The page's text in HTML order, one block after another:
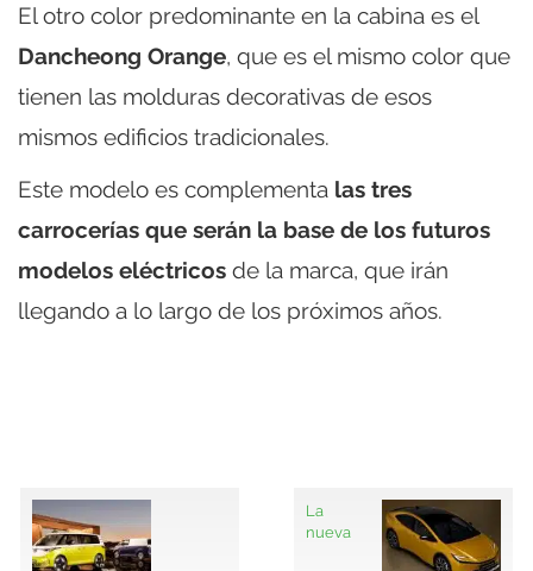
El otro color predominante en la cabina es el
Dancheong Orange, que es el mismo color que
tienen las molduras decorativas de esos
mismos edificios tradicionales.
Este modelo es complementa las tres
carrocerías que serán la base de los futuros
modelos eléctricos de la marca, que irán
llegando a lo largo de los próximos años.
La
nueva